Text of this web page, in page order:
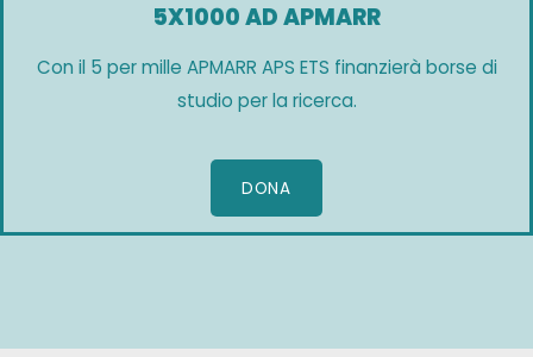
5X1000 AD APMARR
Con il 5 per mille APMARR APS ETS finanzierà borse di
studio per la ricerca.
DONA